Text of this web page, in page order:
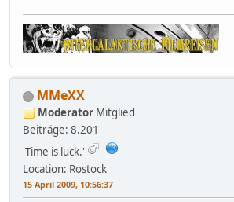
MMeXX
Moderator Mitglied
Beiträge: 8.201
'Time is luck.'
Location: Rostock
15 April 2009, 10:56:37